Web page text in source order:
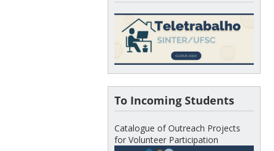
To Incoming Students
Catalogue of Outreach Projects
for Volunteer Participation